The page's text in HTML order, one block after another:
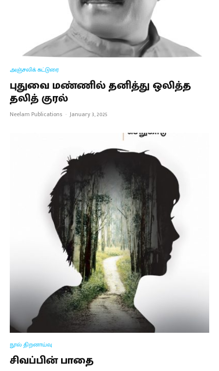
அஞ்சலிக் கட்டுரை
புதுவை மண்ணில் தனித்து ஒலித்த
தலித் குரல்
Neelam Publications · January 3, 2025
நூல் திறனாய்வு
சிவப்பின் பாதை